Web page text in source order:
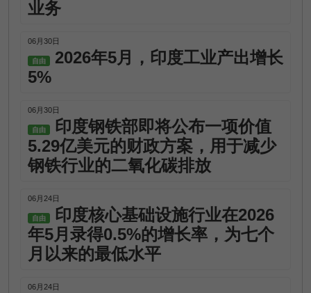
业务
06月30日
自由
2026年5月，印度工业产出增长
5%
06月30日
自由
印度钢铁部即将公布一项价值
5.29亿美元的财政方案，用于减少
钢铁行业的二氧化碳排放
06月24日
自由
印度核心基础设施行业在2026
年5月录得0.5%的增长率，为七个
月以来的最低水平
06月24日